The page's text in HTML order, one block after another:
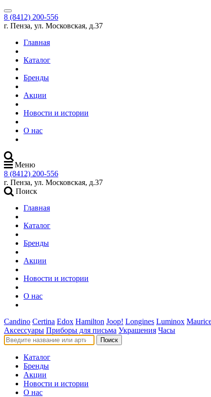
8 (8412) 200-556
г. Пенза, ул. Московская, д.37
Главная
Каталог
Бренды
Акции
Новости и истории
О нас
Меню
8 (8412) 200-556
г. Пенза, ул. Московская, д.37
Поиск
Главная
Каталог
Бренды
Акции
Новости и истории
О нас
Candino Certina Edox Hamilton Joop! Longines Luminox
Аксессуары Приборы для письма Украшения Часы
Поиск
Каталог
Бренды
Акции
Новости и истории
О нас